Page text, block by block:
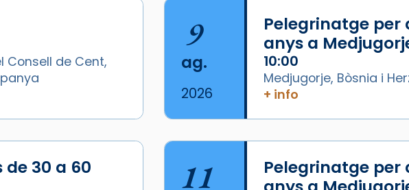
Consell de Cent,
9
ag.
2026
Pelegrinatge per
anys a
10:00
Medjugorje, Bòsnia i
+ info
30 a 60
11
Pelegrinatge per